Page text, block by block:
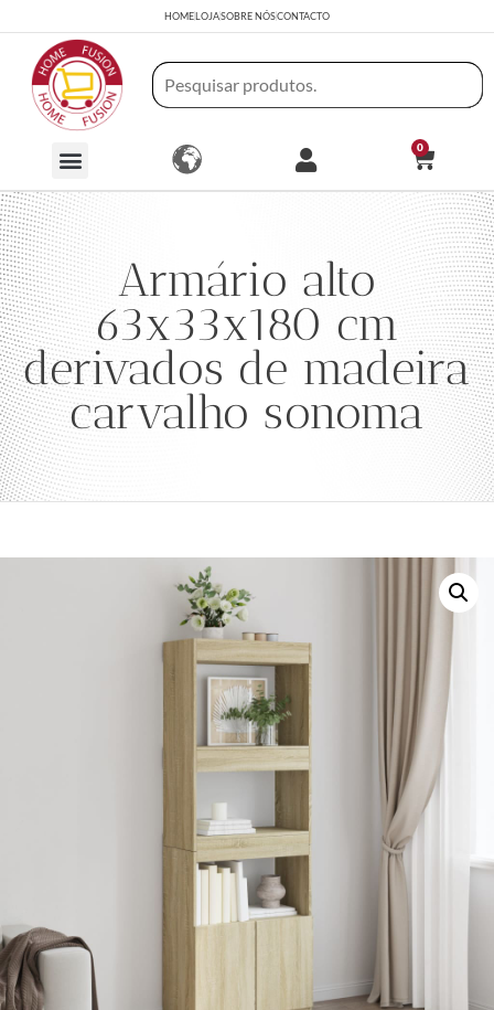
HOMELOJASOBRE NÓSCONTACTO
0
Armário alto
63x33x180 cm
derivados de madeira
carvalho sonoma